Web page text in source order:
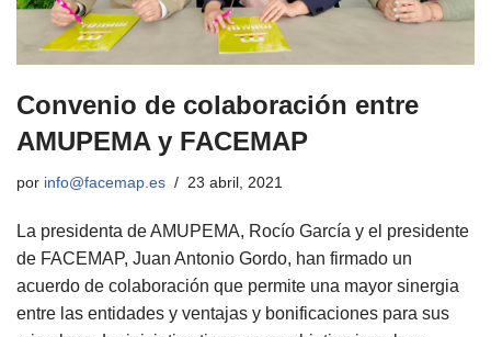
Convenio de colaboración entre
AMUPEMA y FACEMAP
por info@facemap.es 23 abril, 2021
La presidenta de AMUPEMA, Rocío García y el presidente
de FACEMAP, Juan Antonio Gordo, han firmado un
acuerdo de colaboración que permite una mayor sinergia
entre las entidades y ventajas y bonificaciones para sus